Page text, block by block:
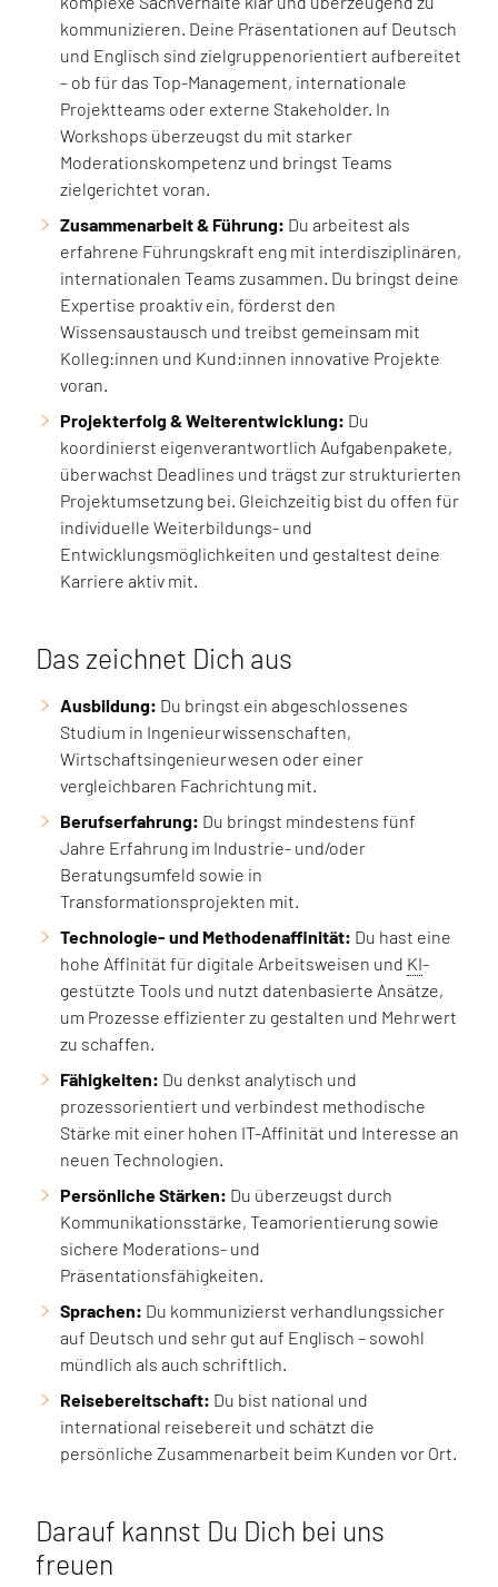
kommunizieren. Deine Präsentationen auf Deutsch
und Englisch sind zielgruppenorientiert aufbereitet
– ob für das Top-Management, internationale
Projektteams oder externe Stakeholder. In
Workshops überzeugst du mit starker
Moderationskompetenz und bringst Teams
zielgerichtet voran.
Zusammenarbeit & Führung: Du arbeitest als
erfahrene Führungskraft eng mit interdisziplinären,
internationalen Teams zusammen. Du bringst deine
Expertise proaktiv ein, förderst den
Wissensaustausch und treibst gemeinsam mit
Kolleg:innen und Kund:innen innovative Projekte
voran.
Projekterfolg & Weiterentwicklung: Du
koordinierst eigenverantwortlich Aufgabenpakete,
überwachst Deadlines und trägst zur strukturierten
Projektumsetzung bei. Gleichzeitig bist du offen für
individuelle Weiterbildungs- und
Entwicklungsmöglichkeiten und gestaltest deine
Karriere aktiv mit.
Das zeichnet Dich aus
Ausbildung: Du bringst ein abgeschlossenes
Studium in Ingenieurwissenschaften,
Wirtschaftsingenieurwesen oder einer
vergleichbaren Fachrichtung mit.
Berufserfahrung: Du bringst mindestens fünf
Jahre Erfahrung im Industrie- und/oder
Beratungsumfeld sowie in
Transformationsprojekten mit.
Technologie- und Methodenaffinität: Du hast eine
hohe Affinität für digitale Arbeitsweisen und KI-
gestützte Tools und nutzt datenbasierte Ansätze,
um Prozesse effizienter zu gestalten und Mehrwert
zu schaffen.
Fähigkeiten: Du denkst analytisch und
prozessorientiert und verbindest methodische
Stärke mit einer hohen IT-Affinität und Interesse an
neuen Technologien.
Persönliche Stärken: Du überzeugst durch
Kommunikationsstärke, Teamorientierung sowie
sichere Moderations- und
Präsentationsfähigkeiten.
Sprachen: Du kommunizierst verhandlungssicher
auf Deutsch und sehr gut auf Englisch – sowohl
mündlich als auch schriftlich.
Reisebereitschaft: Du bist national und
international reisebereit und schätzt die
persönliche Zusammenarbeit beim Kunden vor Ort.
Darauf kannst Du Dich bei uns
freuen